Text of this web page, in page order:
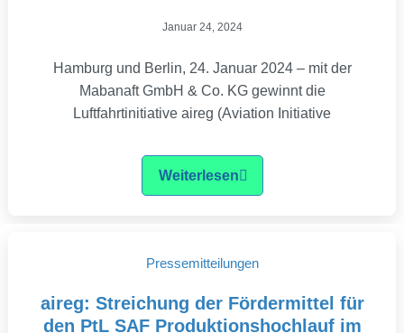
Januar 24, 2024
Hamburg und Berlin, 24. Januar 2024 – mit der
Mabanaft GmbH & Co. KG gewinnt die
Luftfahrtinitiative aireg (Aviation Initiative
Weiterlesen
Pressemitteilungen
aireg: Streichung der Fördermittel für
den PtL SAF Produktionshochlauf im